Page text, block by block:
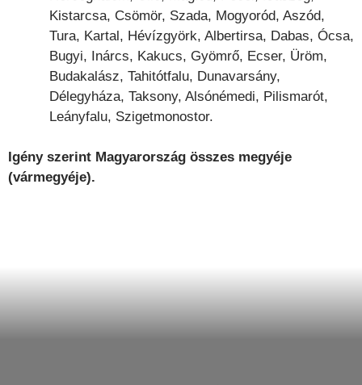
Kistarcsa, Csömör, Szada, Mogyoród, Aszód,
Tura, Kartal, Hévízgyörk, Albertirsa, Dabas, Ócsa,
Bugyi, Inárcs, Kakucs, Gyömrő, Ecser, Üröm,
Budakalász, Tahitótfalu, Dunavarsány,
Délegyháza, Taksony, Alsónémedi, Pilismarót,
Leányfalu, Szigetmonostor.
Igény szerint Magyarország összes megyéje
(vármegyéje).